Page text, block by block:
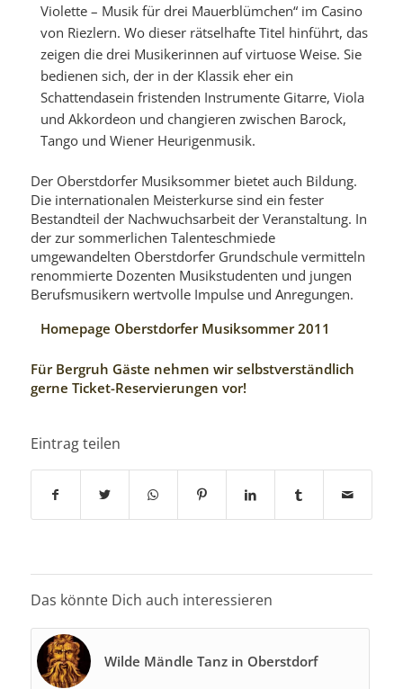
Violette – Musik für drei Mauerblümchen“ im Casino
von Riezlern. Wo dieser rätselhafte Titel hinführt, das
zeigen die drei Musikerinnen auf virtuose Weise. Sie
bedienen sich, der in der Klassik eher ein
Schattendasein fristenden Instrumente Gitarre, Viola
und Akkordeon und changieren zwischen Barock,
Tango und Wiener Heurigenmusik.
Der Oberstdorfer Musiksommer bietet auch Bildung.
Die internationalen Meisterkurse sind ein fester
Bestandteil der Nachwuchsarbeit der Veranstaltung. In
der zur sommerlichen Talenteschmiede
umgewandelten Oberstdorfer Grundschule vermitteln
renommierte Dozenten Musikstudenten und jungen
Berufsmusikern wertvolle Impulse und Anregungen.
Homepage Oberstdorfer Musiksommer 2011
Für Bergruh Gäste nehmen wir selbstverständlich
gerne Ticket-Reservierungen vor!
Eintrag teilen
Das könnte Dich auch interessieren
Wilde Mändle Tanz in Oberstdorf